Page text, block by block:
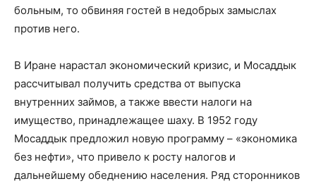
больным, то обвиняя гостей в недобрых замыслах
против него.
В Иране нарастал экономический кризис, и Мосаддык
рассчитывал получить средства от выпуска
внутренних займов, а также ввести налоги на
имущество, принадлежащее шаху. В 1952 году
Мосаддык предложил новую программу – «экономика
без нефти», что привело к росту налогов и
дальнейшему обеднению населения. Ряд сторонников